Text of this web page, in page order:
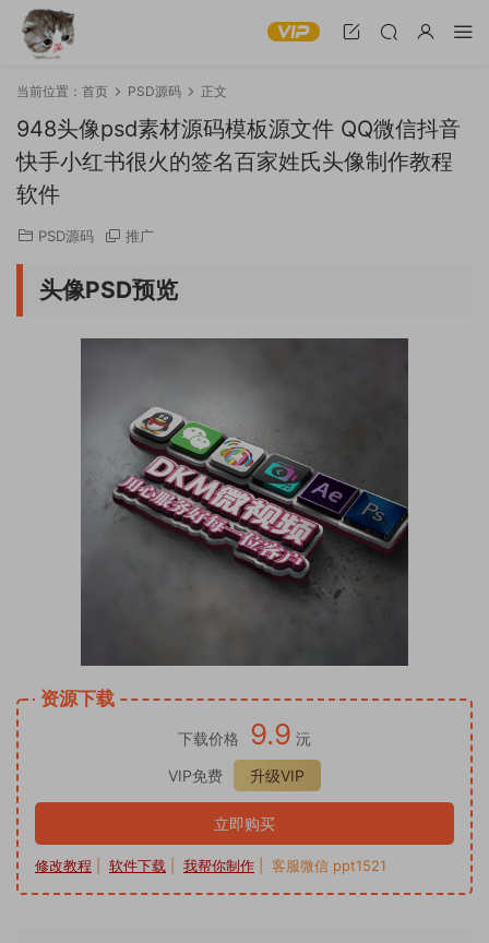
当前位置： 首页 PSD源码 正文
948头像psd素材源码模板源文件 QQ微信抖音
快手小红书很火的签名百家姓氏头像制作教程
软件
PSD源码 推广
头像PSD预览
资源下载
下载价格 9.9 沅
VIP免费
升级VIP
立即购买
修改教程 软件下载 我帮你制作 | 客服微信 ppt1521